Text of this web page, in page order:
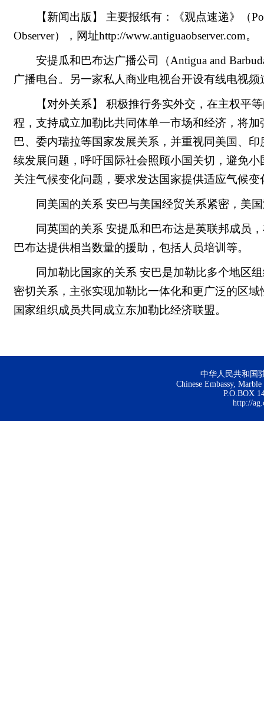
【新闻出版】 主要报纸有：《观点速递》（
Observer），网址http://www.antiguaobserver.com。
安提瓜和巴布达广播公司（Antigua and
广播电台。另一家私人商业电视台开设有线电视频
【对外关系】 积极推行务实外交，在主权平
程，支持成立加勒比共同体单一市场和经济，将
巴、委内瑞拉等国家发展关系，并重视同美国、
续发展问题，呼吁国际社会照顾小国关切，避免
关注气候变化问题，要求发达国家提供适应气候
同美国的关系 安巴与美国经贸关系紧密，美
同英国的关系 安提瓜和巴布达是英联邦成员
巴布达提供相当数量的援助，包括人员培训等。
同加勒比国家的关系 安巴是加勒比多个地区
密切关系，主张实现加勒比一体化和更广泛的区
国家组织成员共同成立东加勒比经济联盟。
中华人民共和国
Chinese Embassy,
P.O.BOX
http://